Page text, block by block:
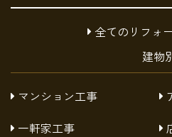
全てのリフォ
建物
マンション工事
一軒家工事